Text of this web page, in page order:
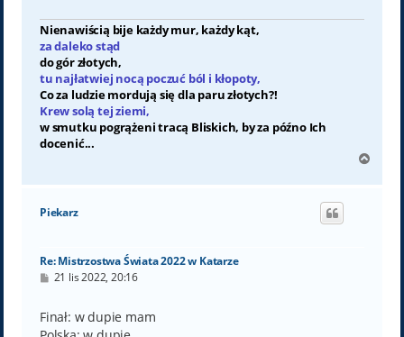
Nienawiścią bije każdy mur, każdy kąt,
za daleko stąd
do gór złotych,
tu najłatwiej nocą poczuć ból i kłopoty,
Co za ludzie mordują się dla paru złotych?!
Krew solą tej ziemi,
w smutku pogrążeni tracą Bliskich, by za późno Ich
docenić...
g
Piekarz
Re: Mistrzostwa Świata 2022 w Katarze
P
t
21 lis 2022, 20:16
Finał: w dupie mam